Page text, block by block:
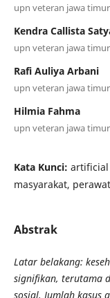
upn veteran jawa timur
Kendra Callista
upn veteran jawa timur
Rafi Auliya Arbani
upn veteran jawa timur
Hilmia Fahma
upn veteran jawa timur
Kata Kunci: artificial
masyarakat,
Abstrak
Latar belakang:
signifikan, terutama
sosial. Jumlah kasus